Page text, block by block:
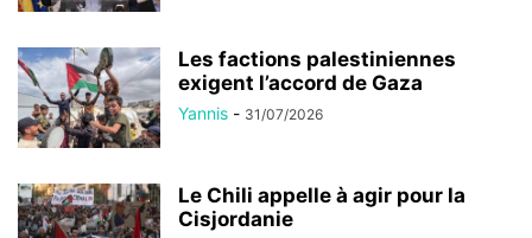
Les factions palestiniennes
exigent l’accord de Gaza
Yannis - 31/07/2026
Le Chili appelle à agir pour la
Cisjordanie